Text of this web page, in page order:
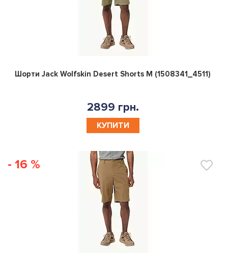
0
Шорти Jack Wolfskin Desert Shorts M (1508341_4511)
2899 грн.
КУПИТИ
- 16 %